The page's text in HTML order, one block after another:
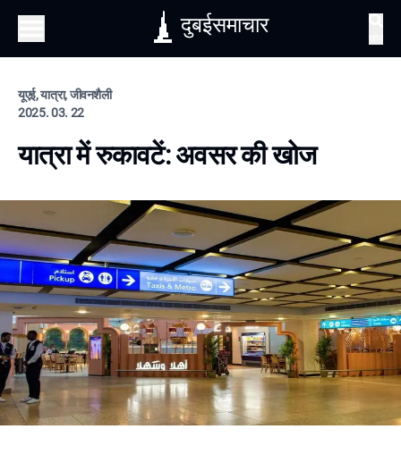
दुबईसमाचार
यूएई, यात्रा, जीवनशैली
2025. 03. 22
यात्रा में रुकावटें: अवसर की खोज